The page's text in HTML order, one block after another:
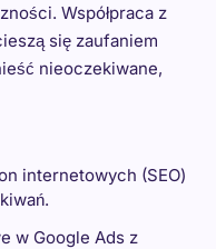
Współpraca z
się zaufaniem
nieoczekiwane,
internetowych (SEO)
w Google Ads z